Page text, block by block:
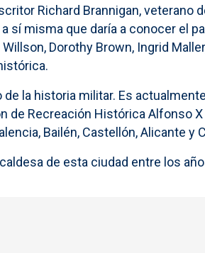
Richard Brannigan, veterano
sí misma que daría a conocer el
Dorothy Brown, Ingrid
la historia militar. Es
de Recreación Histórica Alfonso
Bailén, Castellón, Alicante y
de esta ciudad entre los